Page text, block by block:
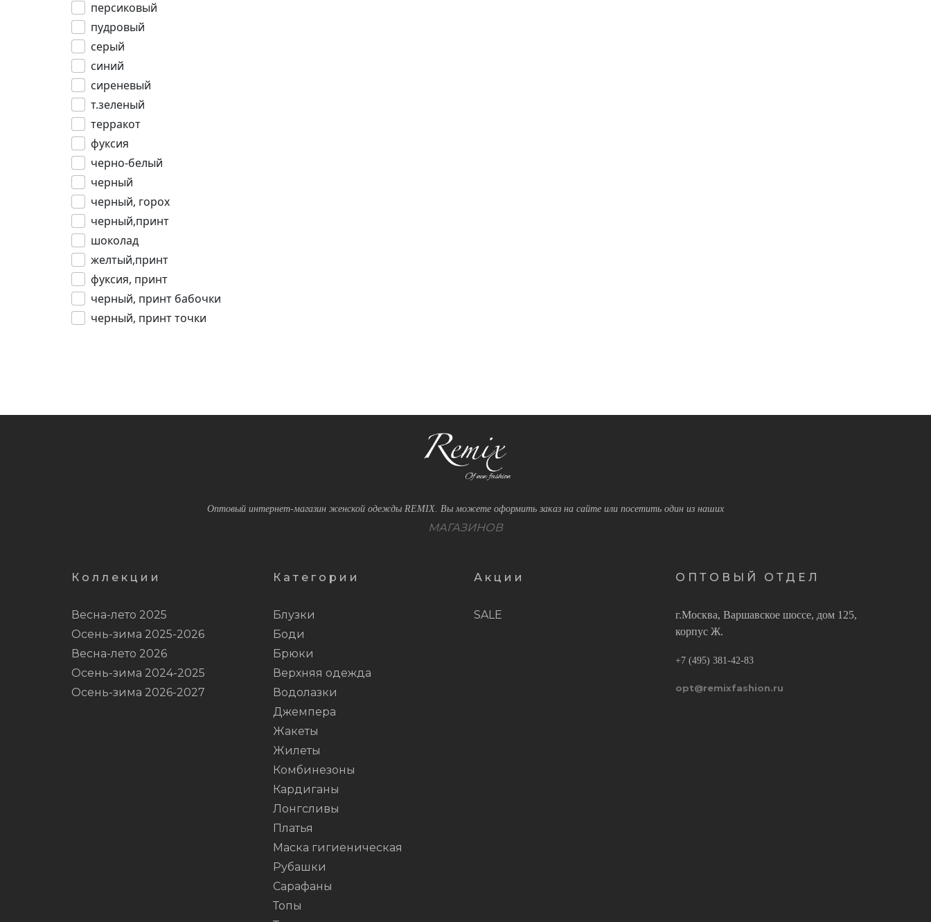
персиковый
пудровый
серый
синий
сиреневый
т.зеленый
терракот
фуксия
черно-белый
черный
черный, горох
черный,принт
шоколад
желтый,принт
фуксия, принт
черный, принт бабочки
черный, принт точки
Оптовый интернет-магазин женской одежды REMIX. Вы можете оформить заказ на сайте или посетить один из наших
МАГАЗИНОВ
Коллекции
Весна-лето 2025
Осень-зима 2025-2026
Весна-лето 2026
Осень-зима 2024-2025
Осень-зима 2026-2027
Категории
Блузки
Боди
Брюки
Верхняя одежда
Водолазки
Джемпера
Жакеты
Жилеты
Комбинезоны
Кардиганы
Лонгсливы
Платья
Маска гигиеническая
Рубашки
Сарафаны
Топы
Акции
SALE
ОПТОВЫЙ ОТДЕЛ
г.Москва, Варшавское шоссе, дом 125,
корпус Ж.
+7 (495) 381-42-83
opt@remixfashion.ru